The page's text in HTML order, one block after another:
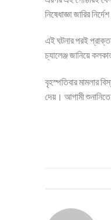
নিষেধাজ্ঞা জারির
এই ঘটনার পরই
চ্যালেঞ্জ জানিয়ে
বৃহস্পতিবার মামলার
দেয়। আগামী